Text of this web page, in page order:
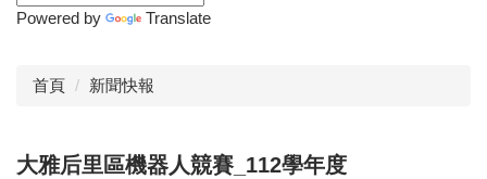
Powered by Translate
首頁 新聞快報
大雅后里區機器人競賽_112學年度